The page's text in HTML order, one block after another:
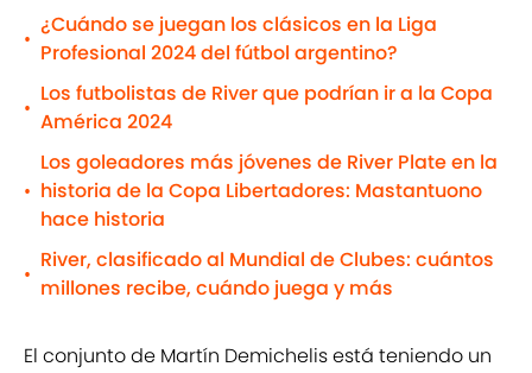
•
¿Cuándo se juegan los clásicos en la Liga
Profesional 2024 del fútbol argentino?
•
Los futbolistas de River que podrían ir a la Copa
América 2024
•
Los goleadores más jóvenes de River Plate en la
historia de la Copa Libertadores: Mastantuono
hace historia
•
River, clasificado al Mundial de Clubes: cuántos
millones recibe, cuándo juega y más
El conjunto de Martín Demichelis está teniendo un